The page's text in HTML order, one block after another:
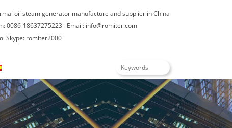
oil steam generator manufacture and supplier in China
0086-18637275223 Email: info@romiter.com
Skype: romiter2000